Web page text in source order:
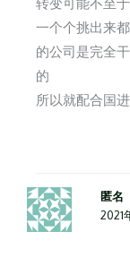
一个个挑出来
的公司是完全
的
所以就配合国
匿名
2021